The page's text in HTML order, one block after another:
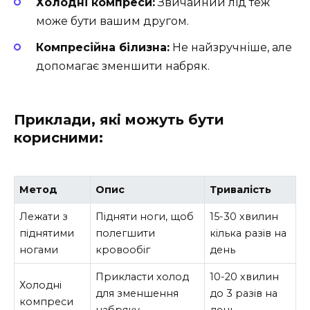
може бути вашим другом.
Компресійна білизна: Не найзручніше, але
допомагає зменшити набряк.
Приклади, які можуть бути
корисними:
Метод Опис Тривалість
Лежати з
піднятими
ногами
Підняти ноги, щоб
полегшити
кровообіг
15-30 хвилин
кілька разів на
день
Холодні
компреси
Прикласти холод
для зменшення
10-20 хвилин
до 3 разів на